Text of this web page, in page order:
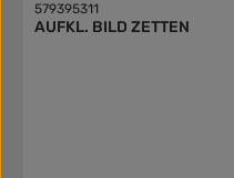
579395311
AUFKL. BILD ZETTEN